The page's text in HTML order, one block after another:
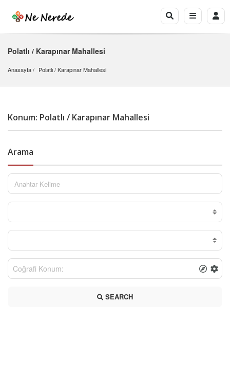
Polatlı / Karapınar Mahallesi
Anasayfa Polatlı / Karapınar Mahallesi
Konum: Polatlı / Karapınar Mahallesi
Arama
SEARCH